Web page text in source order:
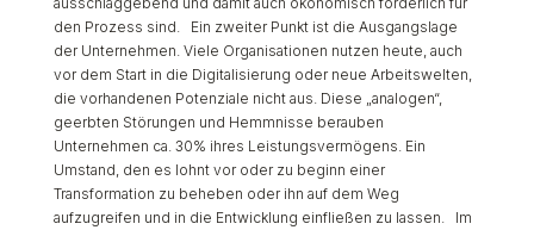
den Prozess sind. Ein zweiter Punkt ist die Ausgangslage
der Unternehmen. Viele Organisationen nutzen heute, auch
vor dem Start in die Digitalisierung oder neue Arbeitswelten,
die vorhandenen Potenziale nicht aus. Diese „analogen“,
geerbten Störungen und Hemmnisse berauben
Unternehmen ca. 30% ihres Leistungsvermögens. Ein
Umstand, den es lohnt vor oder zu beginn einer
Transformation zu beheben oder ihn auf dem Weg
aufzugreifen und in die Entwicklung einfließen zu lassen. Im